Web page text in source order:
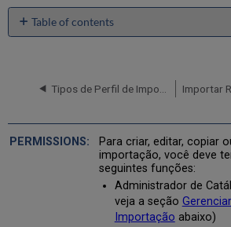
Table of contents
Importação
Página
de
Importação
Para criar, editar, copiar
importação, você deve
seguintes funções:
Administrador de
veja a seção
Importação abaixo)